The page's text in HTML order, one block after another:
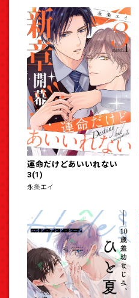
運命だけどあいいれない
3(1)
永条エイ